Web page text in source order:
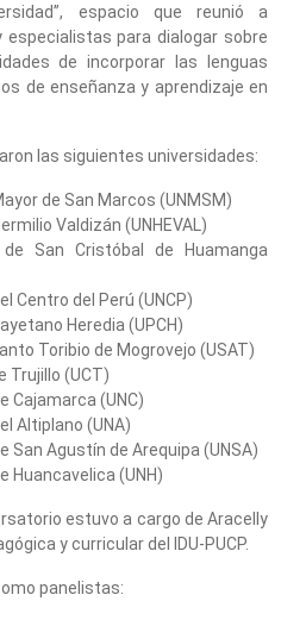
espacio que reunió a
para dialogar sobre
de incorporar las lenguas
de enseñanza y aprendizaje en
las siguientes universidades:
de San Marcos (UNMSM)
Valdizán (UNHEVAL)
de San Cristóbal de Huamanga
Centro del Perú (UNCP)
Heredia (UPCH)
Toribio de Mogrovejo (USAT)
Trujillo (UCT)
Cajamarca (UNC)
Altiplano (UNA)
San Agustín de Arequipa (UNSA)
Huancavelica (UNH)
estuvo a cargo de Aracelly
y curricular del IDU-PUCP.
panelistas: